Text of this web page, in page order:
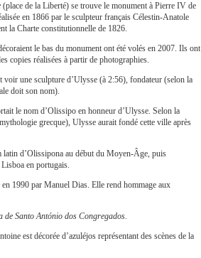
(place de la Liberté) se trouve le monument à Pierre IV de
en 1866 par le sculpteur français Célestin-Anatole
la Charte constitutionnelle de 1826.
le bas du monument ont été volés en 2007. Ils ont
copies réalisées à partir de photographies.
voir une sculpture d’Ulysse (à 2:56), fondateur (selon la
doit son nom).
le nom d’Olissipo en honneur d’Ulysse. Selon la
grecque), Ulysse aurait fondé cette ville après
d’Olissipona au début du Moyen-Âge, puis
en portugais.
en 1990 par Manuel Dias. Elle rend hommage aux
de Santo António dos Congregados.
est décorée d’azuléjos représentant des scènes de la